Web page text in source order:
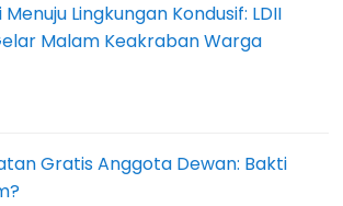
Lingkungan Kondusif: LDII
Malam Keakraban Warga
Gratis Anggota Dewan: Bakti